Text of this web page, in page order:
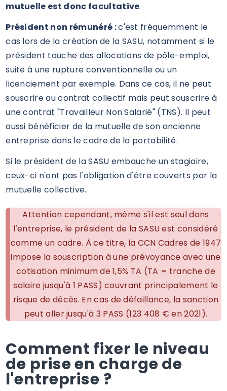
mutuelle est donc facultative.
Président non rémunéré :c'est fréquemment le
cas lors de la création de la SASU, notamment si le
président touche des allocations de pôle-emploi,
suite à une rupture conventionnelle ou un
licenciement par exemple. Dans ce cas, il ne peut
souscrire au contrat collectif mais peut souscrire à
une contrat "Travailleur Non Salarié" (TNS). Il peut
aussi bénéficier de la mutuelle de son ancienne
entreprise dans le cadre de la portabilité.
Si le président de la SASU embauche un stagiaire,
ceux-ci n'ont pas l'obligation d'être couverts par la
mutuelle collective.
Attention cependant, même s'il est seul dans
l'entreprise, le président de la SASU est considéré
comme un cadre. À ce titre, la CCN Cadres de 1947
impose la souscription à une prévoyance avec une
cotisation minimum de 1,5% TA (TA = tranche de
salaire jusqu'à 1 PASS) couvrant principalement le
risque de décès. En cas de défaillance, la sanction
peut aller jusqu'à 3 PASS (123 408 € en 2021).
Comment fixer le niveau
de prise en charge de
l'entreprise ?